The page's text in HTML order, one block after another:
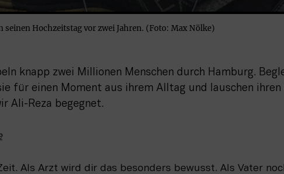
seinen Hochzeitstag vor zwei Jahren. (Foto: Max Nölke)
knapp zwei Millionen Menschen durch Hamburg.
für einen Moment aus ihrem Alltag und lauschen ihren
Ali-Reza begegnet.
Als Arzt wird dir das besonders bewusst. Als Vater